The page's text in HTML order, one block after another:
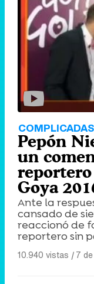
Pepón
un
reportero
Goya
Ante la
cansado de
reaccionó de
reportero sin
10.940 vistas |7